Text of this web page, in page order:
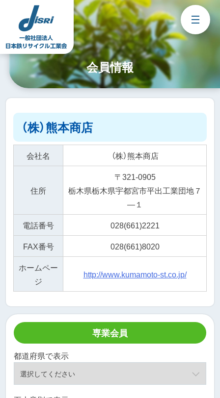
content
会員情報
（株）熊本商店
会社名 （株）熊本商店
住所
〒321-0905
栃木県栃木県宇都宮市平出工業団地７
―１
電話番号
028(661)2221
FAX番号
028(661)8020
ホームペー
ジ
http://www.kumamoto-st.co.jp/
専業会員
都道府県で表示